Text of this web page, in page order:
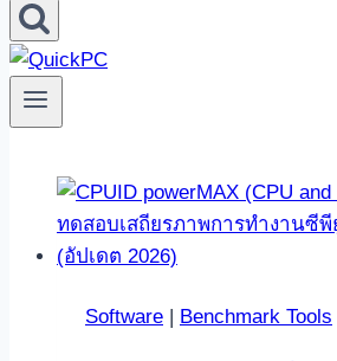
Software | Benchmark Tools